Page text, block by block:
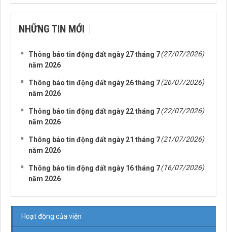
NHỮNG TIN MỚI
Thông báo tin động đất ngày 27 tháng 7
năm 2026
(27/07/2026)
Thông báo tin động đất ngày 26 tháng 7
năm 2026
(26/07/2026)
Thông báo tin động đất ngày 22 tháng 7
năm 2026
(22/07/2026)
Thông báo tin động đất ngày 21 tháng 7
năm 2026
(21/07/2026)
Thông báo tin động đất ngày 16 tháng 7
năm 2026
(16/07/2026)
Hoạt động của viện